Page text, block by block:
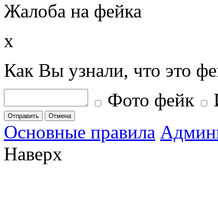
Жалоба на фейка
x
Как Вы узнали, что это
Фото фейк
Отправить Отмена
Основные правила
Наверх